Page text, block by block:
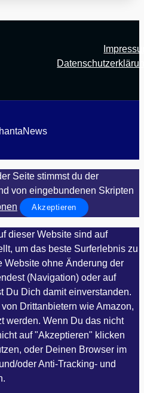
Seite stimmst du der
von eingebundenen Skripten
Akzeptieren
dieser Website sind auf
um das beste Surferlebnis zu
Website ohne Änderung der
(Navigation) oder auf
Du Dich damit einverstanden.
Drittanbietern wie Amazon,
werden. Wenn Du das nicht
auf "Akzeptieren" klicken
oder Deinen Browser im
oder Anti-Tracking- und